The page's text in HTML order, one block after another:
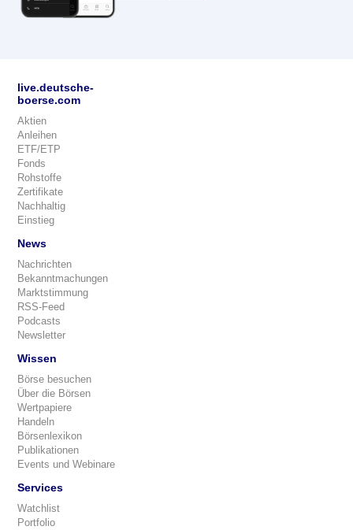
live.deutsche-
boerse.com
Aktien
Anleihen
ETF/ETP
Fonds
Rohstoffe
Zertifikate
Nachhaltig
Einstieg
News
Nachrichten
Bekanntmachungen
Marktstimmung
RSS-Feed
Podcasts
Newsletter
Wissen
Börse besuchen
Über die Börsen
Wertpapiere
Handeln
Börsenlexikon
Publikationen
Events und Webinare
Services
Watchlist
Portfolio